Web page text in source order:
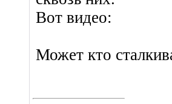
Вот видео:
Может кто